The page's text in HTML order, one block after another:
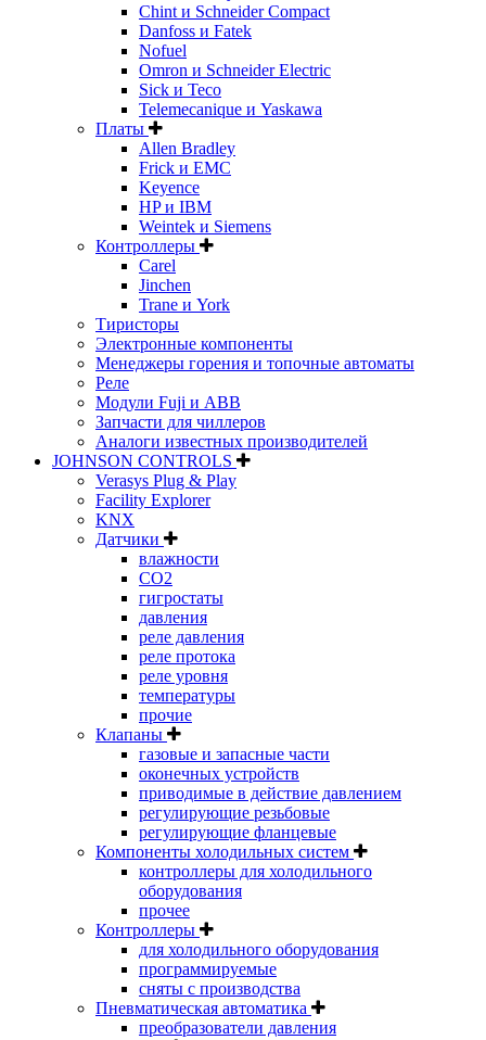
Chint и Schneider Compact
Danfoss и Fatek
Nofuel
Omron и Schneider Electric
Sick и Teco
Telemecanique и Yaskawa
Платы
Allen Bradley
Frick и EMC
Keyence
HP и IBM
Weintek и Siemens
Контроллеры
Carel
Jinchen
Trane и York
Тиристоры
Электронные компоненты
Менеджеры горения и топочные автоматы
Реле
Модули Fuji и ABB
Запчасти для чиллеров
Аналоги известных производителей
JOHNSON CONTROLS
Verasys Plug & Play
Facility Explorer
KNX
Датчики
влажности
CO2
гигростаты
давления
реле давления
реле протока
реле уровня
температуры
прочие
Клапаны
газовые и запасные части
оконечных устройств
приводимые в действие давлением
регулирующие резьбовые
регулирующие фланцевые
Компоненты холодильных систем
контроллеры для холодильного
оборудования
прочее
Контроллеры
для холодильного оборудования
программируемые
сняты с производства
Пневматическая автоматика
преобразователи давления